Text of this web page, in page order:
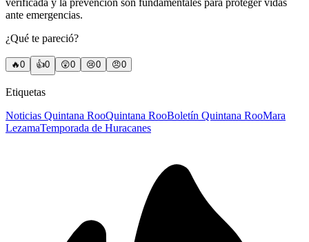
verificada y la prevención son fundamentales para proteger vidas
ante emergencias.
¿Qué te pareció?
🔥0 👍0 😲0 😢0 😠0
Etiquetas
Noticias Quintana RooQuintana RooBoletín Quintana RooMara
LezamaTemporada de Huracanes